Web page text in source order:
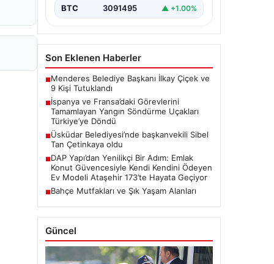
BTC 3091495 ▲ +1.00%
Son Eklenen Haberler
■Menderes Belediye Başkanı İlkay Çiçek ve
9 Kişi Tutuklandı
■İspanya ve Fransa’daki Görevlerini
Tamamlayan Yangın Söndürme Uçakları
Türkiye’ye Döndü
■Üsküdar Belediyesi’nde başkanvekili Sibel
Tan Çetinkaya oldu
■DAP Yapı’dan Yenilikçi Bir Adım: Emlak
Konut Güvencesiyle Kendi Kendini Ödeyen
Ev Modeli Ataşehir 173’te Hayata Geçiyor
■Bahçe Mutfakları ve Şık Yaşam Alanları
Güncel